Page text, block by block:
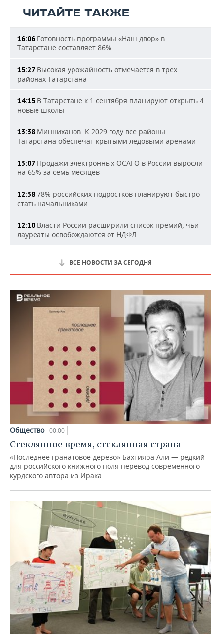
ЧИТАЙТЕ ТАКЖЕ
16:06 Готовность программы «Наш двор» в
Татарстане составляет 86%
15:27 Высокая урожайность отмечается в трех
районах Татарстана
14:15 В Татарстане к 1 сентября планируют открыть 4
новые школы
13:38 Минниханов: К 2029 году все районы
Татарстана обеспечат крытыми ледовыми аренами
13:07 Продажи электронных ОСАГО в России выросли
на 65% за семь месяцев
12:38 78% российских подростков планируют быстро
стать начальниками
12:10 Власти России расширили список премий, чьи
лауреаты освобождаются от НДФЛ
ВСЕ НОВОСТИ ЗА СЕГОДНЯ
Общество 00:00
Стеклянное время, стеклянная страна
«Последнее гранатовое дерево» Бахтияра Али — редкий
для российского книжного поля перевод современного
курдского автора из Ирака